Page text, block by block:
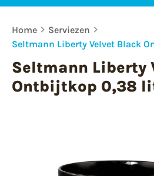
Home
Serviezen
Seltmann Liberty Velvet Black
Seltmann Liberty
Ontbijtkop 0,38